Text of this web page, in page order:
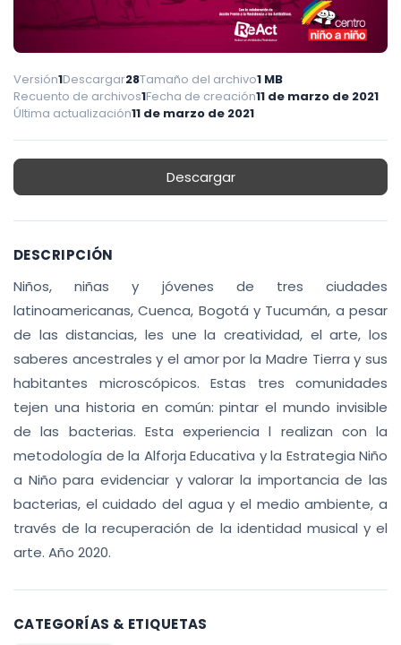
Versión1Descargar28Tamaño del archivo1 MB
Recuento de archivos1Fecha de creación11 de marzo de 2021
Última actualización11 de marzo de 2021
Descargar
DESCRIPCIÓN
Niños, niñas y jóvenes de tres ciudades
latinoamericanas, Cuenca, Bogotá y Tucumán, a pesar
de las distancias, les une la creatividad, el arte, los
saberes ancestrales y el amor por la Madre Tierra y sus
habitantes microscópicos. Estas tres comunidades
tejen una historia en común: pintar el mundo invisible
de las bacterias. Esta experiencia l realizan con la
metodología de la Alforja Educativa y la Estrategia Niño
a Niño para evidenciar y valorar la importancia de las
bacterias, el cuidado del agua y el medio ambiente, a
través de la recuperación de la identidad musical y el
arte. Año 2020.
CATEGORÍAS & ETIQUETAS